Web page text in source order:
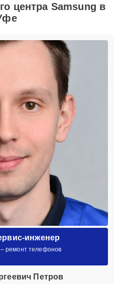
центра Samsung в
инженер
ремонт телефонов
Петров